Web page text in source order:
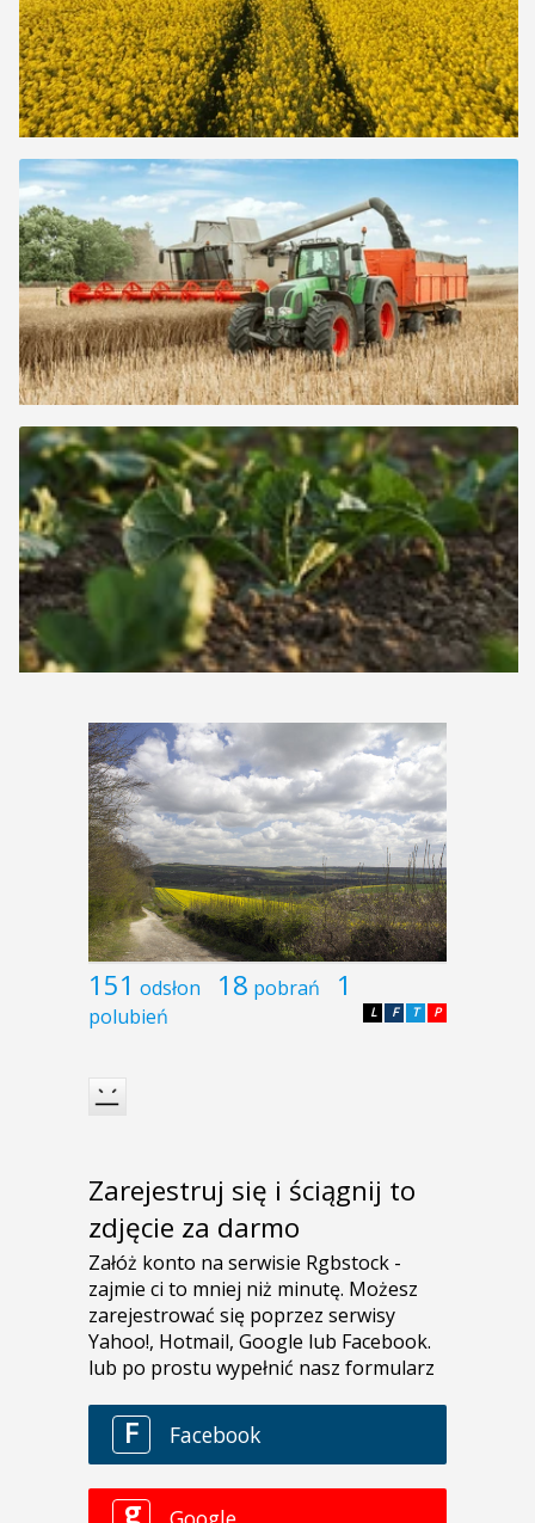
151 odsłon 18 pobrań 1
polubień P
T
F
L
Zarejestruj się i ściągnij to
zdjęcie za darmo